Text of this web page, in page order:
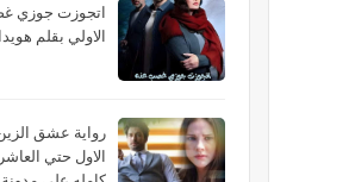
اتجوزت جوزي
الاولي بقلم
رواية عشق
الاول حتي